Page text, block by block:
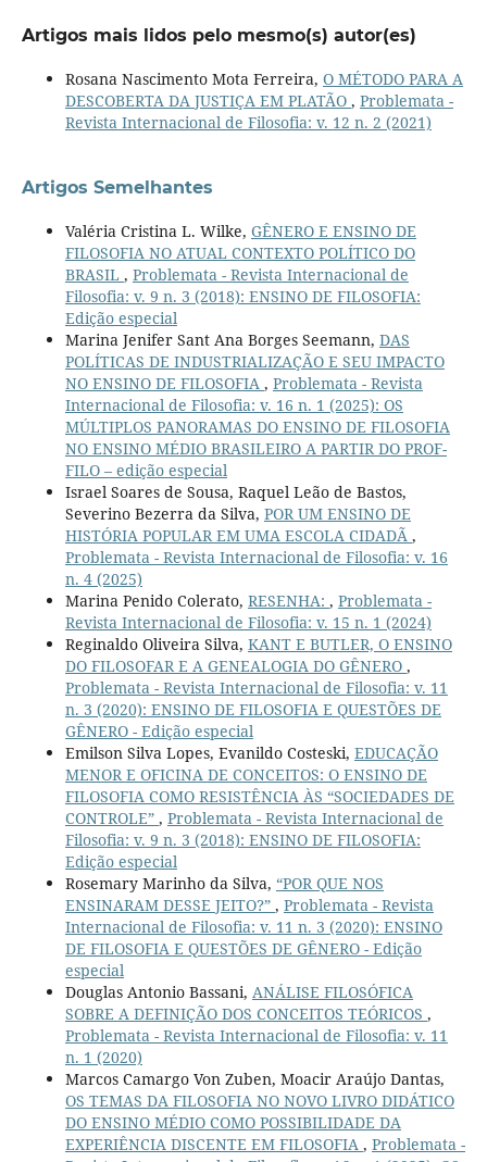
Artigos mais lidos pelo mesmo(s) autor(es)
Rosana Nascimento Mota Ferreira, O MÉTODO PARA A
DESCOBERTA DA JUSTIÇA EM PLATÃO , Problemata -
Revista Internacional de Filosofia: v. 12 n. 2 (2021)
Artigos Semelhantes
Valéria Cristina L. Wilke, GÊNERO E ENSINO DE
FILOSOFIA NO ATUAL CONTEXTO POLÍTICO DO
BRASIL , Problemata - Revista Internacional de
Filosofia: v. 9 n. 3 (2018): ENSINO DE FILOSOFIA:
Edição especial
Marina Jenifer Sant Ana Borges Seemann, DAS
POLÍTICAS DE INDUSTRIALIZAÇÃO E SEU IMPACTO
NO ENSINO DE FILOSOFIA , Problemata - Revista
Internacional de Filosofia: v. 16 n. 1 (2025): OS
MÚLTIPLOS PANORAMAS DO ENSINO DE FILOSOFIA
NO ENSINO MÉDIO BRASILEIRO A PARTIR DO PROF-
FILO – edição especial
Israel Soares de Sousa, Raquel Leão de Bastos,
Severino Bezerra da Silva, POR UM ENSINO DE
HISTÓRIA POPULAR EM UMA ESCOLA CIDADÃ ,
Problemata - Revista Internacional de Filosofia: v. 16
n. 4 (2025)
Marina Penido Colerato, RESENHA: , Problemata -
Revista Internacional de Filosofia: v. 15 n. 1 (2024)
Reginaldo Oliveira Silva, KANT E BUTLER, O ENSINO
DO FILOSOFAR E A GENEALOGIA DO GÊNERO ,
Problemata - Revista Internacional de Filosofia: v. 11
n. 3 (2020): ENSINO DE FILOSOFIA E QUESTÕES DE
GÊNERO - Edição especial
Emilson Silva Lopes, Evanildo Costeski, EDUCAÇÃO
MENOR E OFICINA DE CONCEITOS: O ENSINO DE
FILOSOFIA COMO RESISTÊNCIA ÀS “SOCIEDADES DE
CONTROLE” , Problemata - Revista Internacional de
Filosofia: v. 9 n. 3 (2018): ENSINO DE FILOSOFIA:
Edição especial
Rosemary Marinho da Silva, “POR QUE NOS
ENSINARAM DESSE JEITO?” , Problemata - Revista
Internacional de Filosofia: v. 11 n. 3 (2020): ENSINO
DE FILOSOFIA E QUESTÕES DE GÊNERO - Edição
especial
Douglas Antonio Bassani, ANÁLISE FILOSÓFICA
SOBRE A DEFINIÇÃO DOS CONCEITOS TEÓRICOS ,
Problemata - Revista Internacional de Filosofia: v. 11
n. 1 (2020)
Marcos Camargo Von Zuben, Moacir Araújo Dantas,
OS TEMAS DA FILOSOFIA NO NOVO LIVRO DIDÁTICO
DO ENSINO MÉDIO COMO POSSIBILIDADE DA
EXPERIÊNCIA DISCENTE EM FILOSOFIA , Problemata -